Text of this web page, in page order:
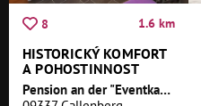
8 1.6 km
HISTORICKÝ KOMFORT
A POHOSTINNOST
Pension an der "Eventkapelle Callenberg"